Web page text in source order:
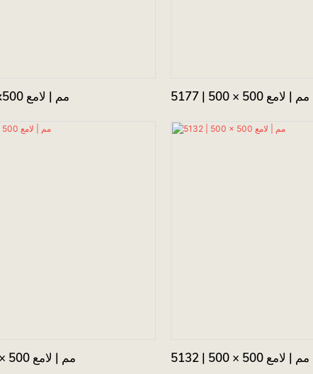
5210 | 500x500 مم | لامع 5177 | 500 × 500 مم | لامع
5175 | 500 × 500 مم | لامع 5132 | 500 × 500 مم | لامع